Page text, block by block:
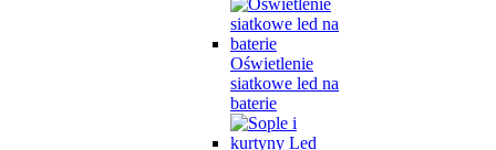
Oświetlenie
siatkowe led na
baterie